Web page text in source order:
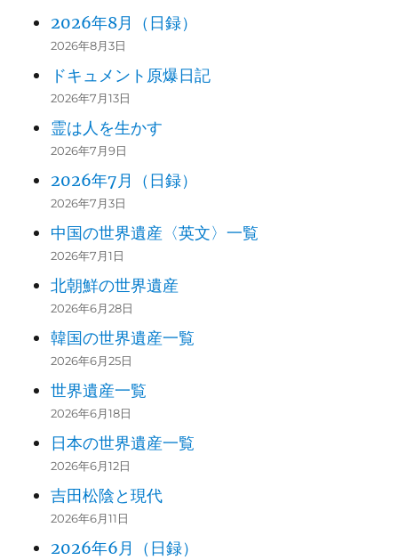
2026年8月（日録）
2026年8月3日
ドキュメント原爆日記
2026年7月13日
霊は人を生かす
2026年7月9日
2026年7月（日録）
2026年7月3日
中国の世界遺産〈英文〉一覧
2026年7月1日
北朝鮮の世界遺産
2026年6月28日
韓国の世界遺産一覧
2026年6月25日
世界遺産一覧
2026年6月18日
日本の世界遺産一覧
2026年6月12日
吉田松陰と現代
2026年6月11日
2026年6月（日録）